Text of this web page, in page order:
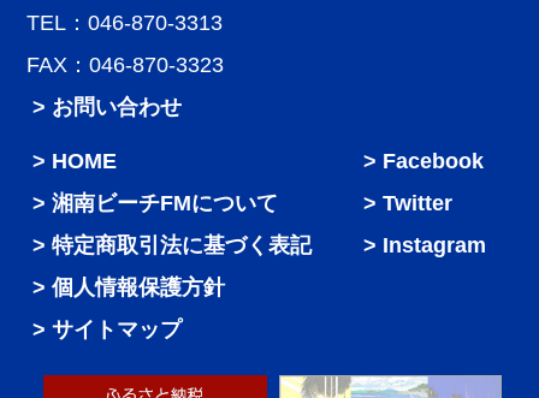
TEL：046-870-3313
FAX：046-870-3323
> お問い合わせ
HOME
湘南ビーチFMについて
特定商取引法に基づく表記
個人情報保護方針
サイトマップ
Facebook
Twitter
Instagram